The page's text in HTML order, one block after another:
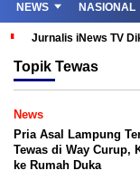
NEWS NASIONAL
Jurnalis iNews TV
Topik Tewas
News
Pria Asal Lampung
Tewas di Way Curup,
ke Rumah Duka